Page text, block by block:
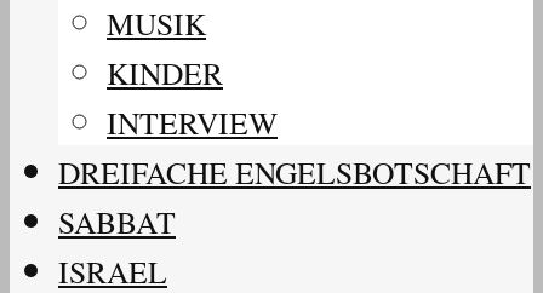
MUSIK
KINDER
INTERVIEW
DREIFACHE ENGELSBOTSCHAFT
SABBAT
ISRAEL